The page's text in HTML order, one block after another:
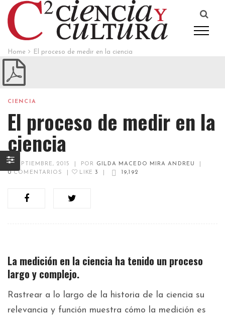
Home El proceso de medir en la ciencia
CIENCIA
El proceso de medir en la
ciencia
8 SEPTIEMBRE, 2015 POR GILDA MACEDO MIRA ANDREU
0COMENTARIOS LIKE 3 19,192
La medición en la ciencia ha tenido un proceso
largo y complejo.
Rastrear a lo largo de la historia de la ciencia su
relevancia y función muestra cómo la medición es